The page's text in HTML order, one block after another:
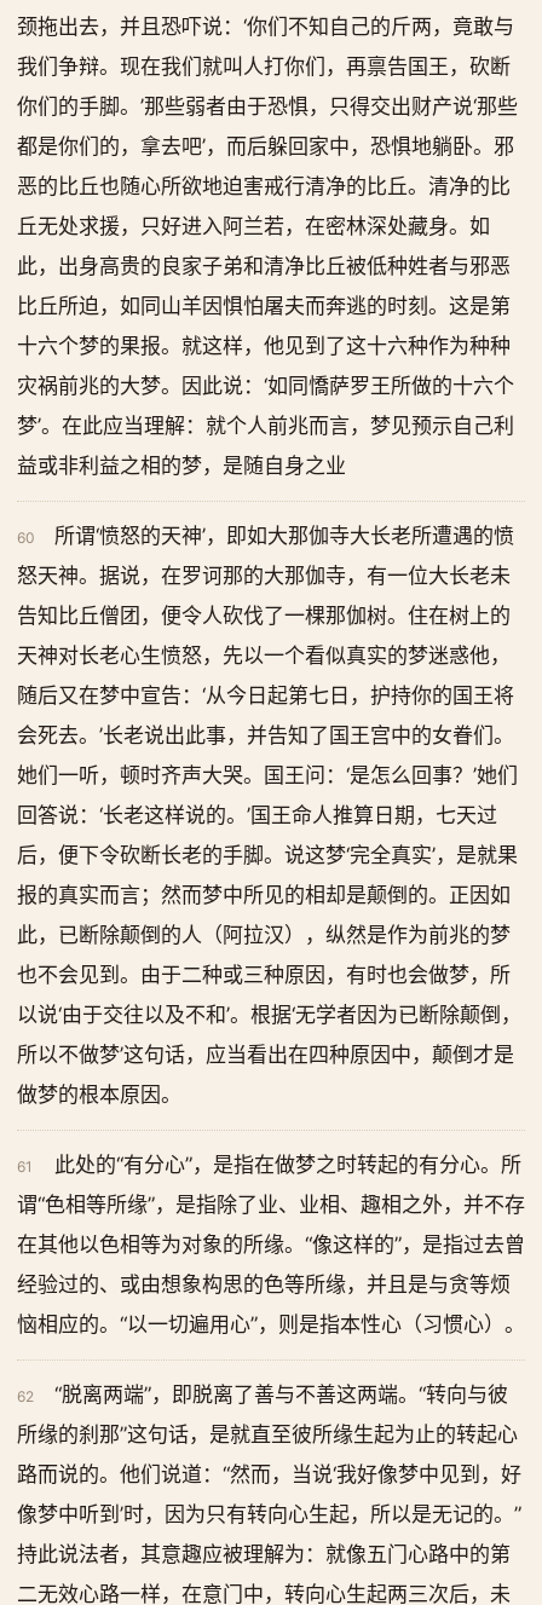
颈拖出去，并且恐吓说：‘你们不知自己的斤两，竟敢与
我们争辩。现在我们就叫人打你们，再禀告国王，砍断
你们的手脚。’那些弱者由于恐惧，只得交出财产说‘那些
都是你们的，拿去吧’，而后躲回家中，恐惧地躺卧。邪
恶的比丘也随心所欲地迫害戒行清净的比丘。清净的比
丘无处求援，只好进入阿兰若，在密林深处藏身。如
此，出身高贵的良家子弟和清净比丘被低种姓者与邪恶
比丘所迫，如同山羊因惧怕屠夫而奔逃的时刻。这是第
十六个梦的果报。就这样，他见到了这十六种作为种种
灾祸前兆的大梦。因此说：‘如同憍萨罗王所做的十六个
梦’。在此应当理解：就个人前兆而言，梦见预示自己利
益或非利益之相的梦，是随自身之业
60
所谓‘愤怒的天神’，即如大那伽寺大长老所遭遇的愤
怒天神。据说，在罗诃那的大那伽寺，有一位大长老未
告知比丘僧团，便令人砍伐了一棵那伽树。住在树上的
天神对长老心生愤怒，先以一个看似真实的梦迷惑他，
随后又在梦中宣告：‘从今日起第七日，护持你的国王将
会死去。’长老说出此事，并告知了国王宫中的女眷们。
她们一听，顿时齐声大哭。国王问：‘是怎么回事？’她们
回答说：‘长老这样说的。’国王命人推算日期，七天过
后，便下令砍断长老的手脚。说这梦‘完全真实’，是就果
报的真实而言；然而梦中所见的相却是颠倒的。正因如
此，已断除颠倒的人（阿拉汉），纵然是作为前兆的梦
也不会见到。由于二种或三种原因，有时也会做梦，所
以说‘由于交往以及不和’。根据‘无学者因为已断除颠倒，
所以不做梦’这句话，应当看出在四种原因中，颠倒才是
做梦的根本原因。
61
此处的“有分心”，是指在做梦之时转起的有分心。所
谓“色相等所缘”，是指除了业、业相、趣相之外，并不存
在其他以色相等为对象的所缘。“像这样的”，是指过去曾
经验过的、或由想象构思的色等所缘，并且是与贪等烦
恼相应的。“以一切遍用心”，则是指本性心（习惯心）。
62
“脱离两端”，即脱离了善与不善这两端。“转向与彼
所缘的刹那”这句话，是就直至彼所缘生起为止的转起心
路而说的。他们说道：“然而，当说‘我好像梦中见到，好
像梦中听到’时，因为只有转向心生起，所以是无记的。”
持此说法者，其意趣应被理解为：就像五门心路中的第
二无效心路一样，在意门中，转向心生起两三次后，未